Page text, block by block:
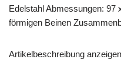
Edelstahl Abmessungen:
förmigen Beinen
Artikelbeschreibung anzeigen